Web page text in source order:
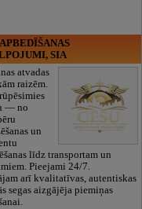
SIA
atvadas
raizēm.
— no
un
līdz transportam un
Pieejami 24/7.
arī kvalitatīvas, autentiskas
segas aizgājēja piemiņas